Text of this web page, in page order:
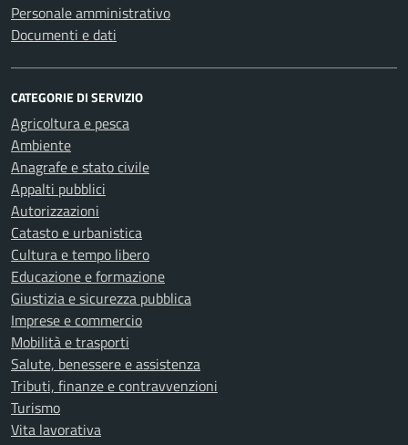
Personale amministrativo
Documenti e dati
CATEGORIE DI SERVIZIO
Agricoltura e pesca
Ambiente
Anagrafe e stato civile
Appalti pubblici
Autorizzazioni
Catasto e urbanistica
Cultura e tempo libero
Educazione e formazione
Giustizia e sicurezza pubblica
Imprese e commercio
Mobilità e trasporti
Salute, benessere e assistenza
Tributi, finanze e contravvenzioni
Turismo
Vita lavorativa